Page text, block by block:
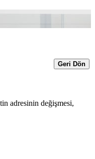
Geri Dön
adresinin değişmesi,